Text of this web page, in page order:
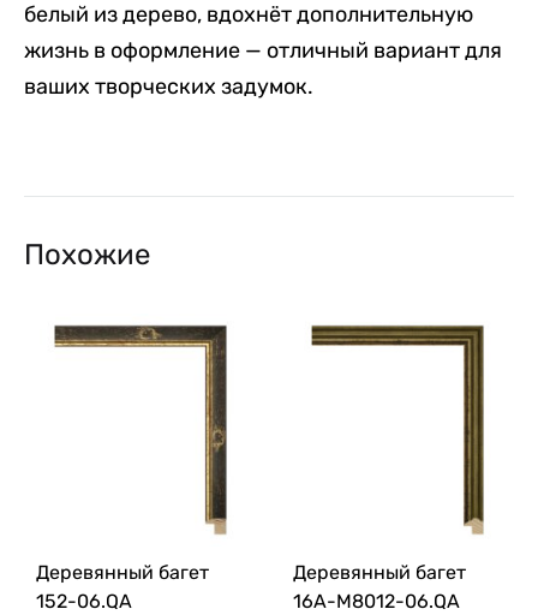
белый из дерево, вдохнёт дополнительную
жизнь в оформление — отличный вариант для
ваших творческих задумок.
Похожие
Деревянный багет
152-06.QA
Деревянный багет
16A-M8012-06.QA